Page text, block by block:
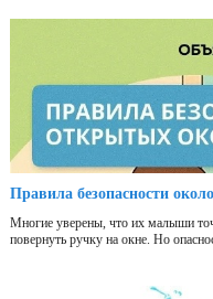
Правила безопасности
Многие уверены, что их малыши
повернуть ручку на окне. Но